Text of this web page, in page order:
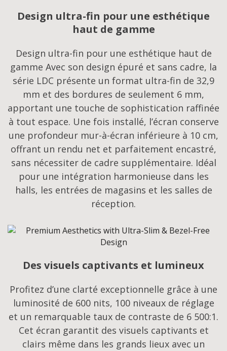
Design ultra-fin pour une esthétique
haut de gamme
Design ultra-fin pour une esthétique haut de
gamme Avec son design épuré et sans cadre, la
série LDC présente un format ultra-fin de 32,9
mm et des bordures de seulement 6 mm,
apportant une touche de sophistication raffinée
à tout espace. Une fois installé, l’écran conserve
une profondeur mur-à-écran inférieure à 10 cm,
offrant un rendu net et parfaitement encastré,
sans nécessiter de cadre supplémentaire. Idéal
pour une intégration harmonieuse dans les
halls, les entrées de magasins et les salles de
réception.
Des visuels captivants et lumineux
Profitez d’une clarté exceptionnelle grâce à une
luminosité de 600 nits, 100 niveaux de réglage
et un remarquable taux de contraste de 6 500:1.
Cet écran garantit des visuels captivants et
clairs même dans les grands lieux avec un